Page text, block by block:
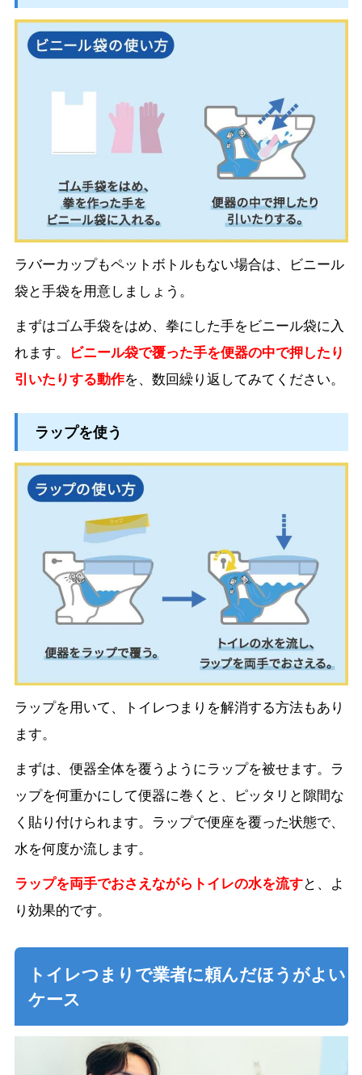
ラバーカップもペットボトルもない場合は、ビニール
袋と手袋を用意しましょう。
まずはゴム手袋をはめ、拳にした手をビニール袋に入
れます。
ビニール袋で覆った手を便器の中で押したり
引いたりする動作を、数回繰り返してみてください。
ラップを使う
ラップを用いて、トイレつまりを解消する方法もあり
ます。
まずは、便器全体を覆うようにラップを被せます。ラ
ップを何重かにして便器に巻くと、ピッタリと隙間な
く貼り付けられます。ラップで便座を覆った状態で、
水を何度か流します。
ラップを両手でおさえながらトイレの水を流すと、よ
り効果的です。
トイレつまりで業者に頼んだほうがよい
ケース